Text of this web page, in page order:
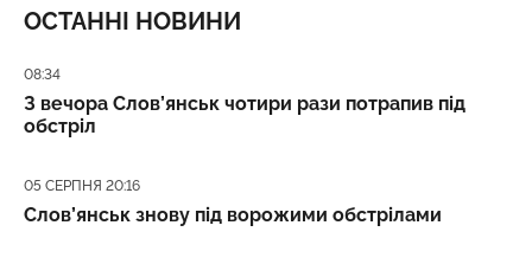
ОСТАННІ НОВИНИ
Дата публікації
08:34
З вечора Слов’янськ чотири рази потрапив під
обстріл
Дата публікації
05 СЕРПНЯ 20:16
Слов’янськ знову під ворожими обстрілами